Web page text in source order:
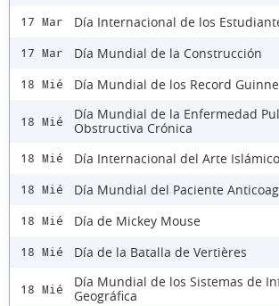
17 Mar Día Internacional de los
17 Mar Día Mundial de la Construcción
18 Mié Día Mundial de los Record
18 Mié
Día Mundial de la Enfermedad
Obstructiva Crónica
18 Mié Día Internacional del Arte Islámico
18 Mié Día Mundial del Paciente
18 Mié Día de Mickey Mouse
18 Mié Día de la Batalla de Vertières
18 Mié
Día Mundial de los Sistemas de
Geográfica